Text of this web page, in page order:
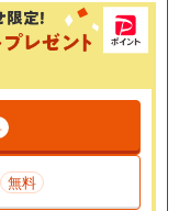
無料